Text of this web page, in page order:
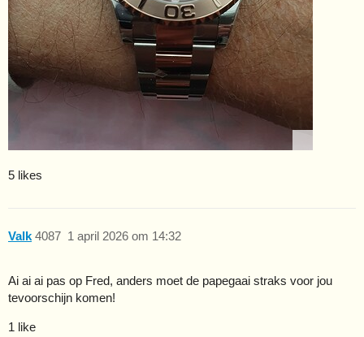
5 likes
Valk 1 april 2026 om 14:32
4087
Ai ai ai pas op Fred, anders moet de papegaai straks voor jou
tevoorschijn komen!
1 like